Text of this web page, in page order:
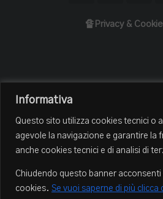
Informativa
Questo sito utilizza cookies tecnici o
agevole la navigazione e garantire la
anche cookies tecnici e di analisi di
Chiudendo questo banner acconsenti
cookies. Se vuoi saperne di più clicca
🔏Privacy &
Chi sono
Episodi
Blog